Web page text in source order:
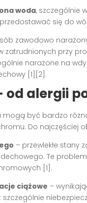
woda, szczególnie
się do
zawodowo
zatrudnionych przy
narażone na
[1][2].
od alergii
być bardzo
Do najczęściej
– przewlekłe stany
Te
[1].
ciążowe –